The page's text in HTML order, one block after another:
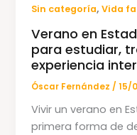
Sin categoría,Vida
Verano en
para estudiar,
experiencia
Óscar Fernández /15/
Vivir un verano en
primera forma de